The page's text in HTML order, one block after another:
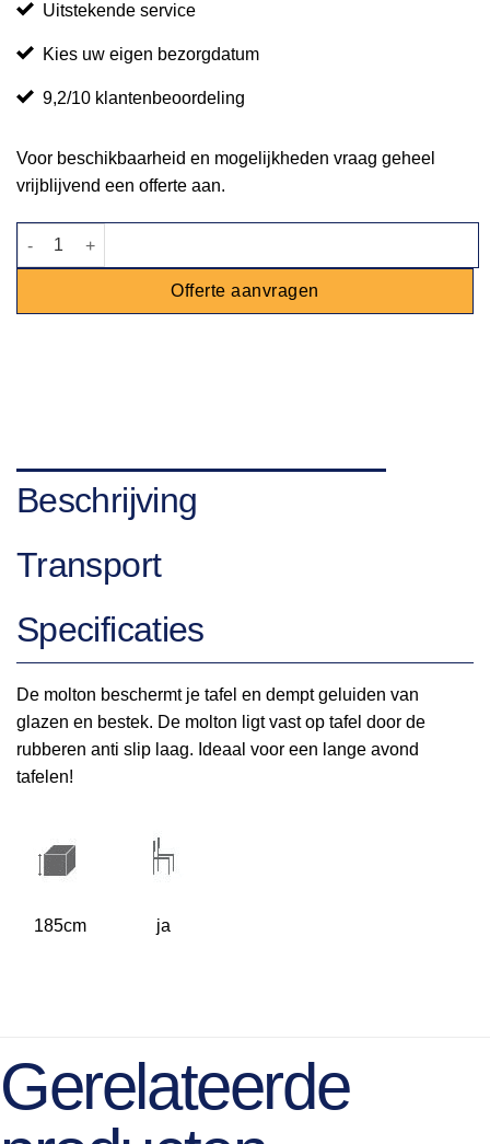
Uitstekende service
Kies uw eigen bezorgdatum
9,2/10 klantenbeoordeling
Voor beschikbaarheid en mogelijkheden vraag geheel
vrijblijvend een offerte aan.
Molton 185x85cm aantal
Offerte aanvragen
Beschrijving
Transport
Specificaties
De molton beschermt je tafel en dempt geluiden van
glazen en bestek. De molton ligt vast op tafel door de
rubberen anti slip laag. Ideaal voor een lange avond
tafelen!
185cm ja
Gerelateerde